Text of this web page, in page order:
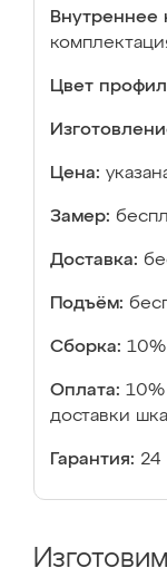
Внутреннее
Цвет
Цена:
Замер:
Доставка:
Подъём:
Сборка: 10%
Оплата: 10%
доставки
Гарантия: 24